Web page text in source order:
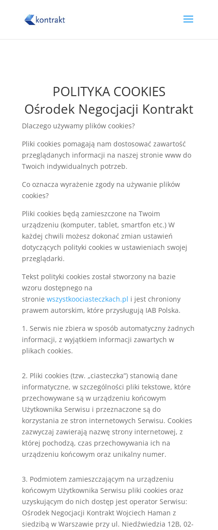
POLITYKA COOKIES
Ośrodek Negocjacji Kontrakt
Dlaczego używamy plików cookies?
Pliki cookies pomagają nam dostosować zawartość
przeglądanych informacji na naszej stronie www do
Twoich indywidualnych potrzeb.
Co oznacza wyrażenie zgody na używanie plików
cookies?
Pliki cookies będą zamieszczone na Twoim
urządzeniu (komputer, tablet, smartfon etc.) W
każdej chwili możesz dokonać zmian ustawień
dotyczących polityki cookies w ustawieniach swojej
przeglądarki.
Tekst polityki cookies został stworzony na bazie
wzoru dostępnego na
stronie wszystkoociasteczkach.pl i jest chroniony
prawem autorskim, które przysługują IAB Polska.
1. Serwis nie zbiera w sposób automatyczny żadnych
informacji, z wyjątkiem informacji zawartych w
plikach cookies.
2. Pliki cookies (tzw. „ciasteczka”) stanowią dane
informatyczne, w szczególności pliki tekstowe, które
przechowywane są w urządzeniu końcowym
Użytkownika Serwisu i przeznaczone są do
korzystania ze stron internetowych Serwisu. Cookies
zazwyczaj zawierają nazwę strony internetowej, z
której pochodzą, czas przechowywania ich na
urządzeniu końcowym oraz unikalny numer.
3. Podmiotem zamieszczającym na urządzeniu
końcowym Użytkownika Serwisu pliki cookies oraz
uzyskującym do nich dostęp jest operator Serwisu:
Ośrodek Negocjacji Kontrakt Wojciech Haman z
siedzibą w Warszawie przy ul. Niedźwiedzia 12B, 02-